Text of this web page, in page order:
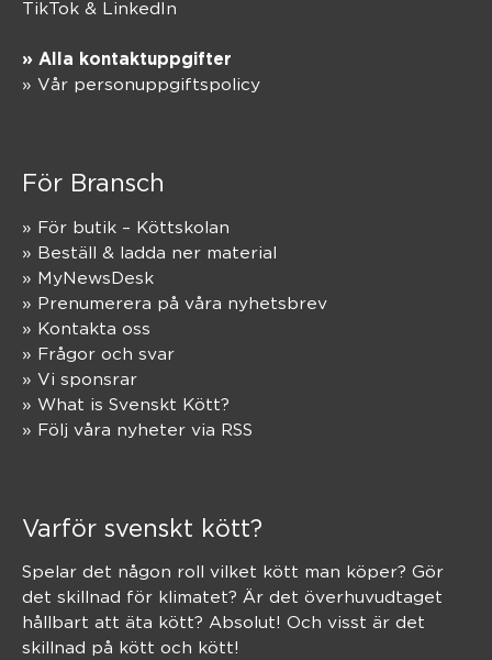
TikTok & LinkedIn
» Alla kontaktuppgifter
» Vår personuppgiftspolicy
För Bransch
» För butik – Köttskolan
» Beställ & ladda ner material
» MyNewsDesk
» Prenumerera på våra nyhetsbrev
» Kontakta oss
» Frågor och svar
» Vi sponsrar
» What is Svenskt Kött?
» Följ våra nyheter via RSS
Varför svenskt kött?
Spelar det någon roll vilket kött man köper? Gör
det skillnad för klimatet? Är det överhuvudtaget
hållbart att äta kött? Absolut! Och visst är det
skillnad på kött och kött!